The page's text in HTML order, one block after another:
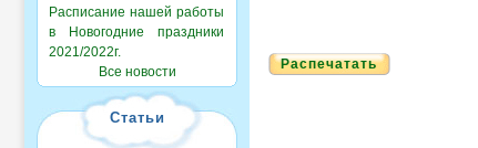
Расписание нашей работы
в Новогодние праздники
2021/2022г.
Все новости
Статьи
Распечатать